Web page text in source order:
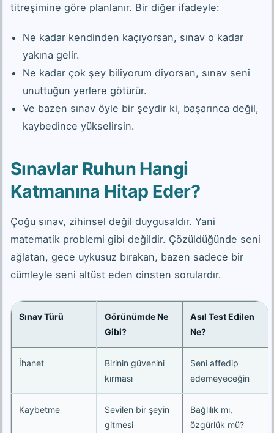
titreşimine göre planlanır. Bir diğer ifadeyle:
Ne kadar kendinden kaçıyorsan, sınav o kadar
yakına gelir.
Ne kadar çok şey biliyorum diyorsan, sınav seni
unuttuğun yerlere götürür.
Ve bazen sınav öyle bir şeydir ki, başarınca değil,
kaybedince yükselirsin.
Sınavlar Ruhun Hangi
Katmanına Hitap Eder?
Çoğu sınav, zihinsel değil duygusaldır. Yani
matematik problemi gibi değildir. Çözüldüğünde seni
ağlatan, gece uykusuz bırakan, bazen sadece bir
cümleyle seni altüst eden cinsten sorulardır.
Sınav Türü
Görünümde Ne
Gibi?
Asıl Test Edilen
Ne?
İhanet
Birinin güvenini
kırması
Seni affedip
edemeyeceğin
Kaybetme
Sevilen bir şeyin
gitmesi
Bağlılık mı,
özgürlük mü?